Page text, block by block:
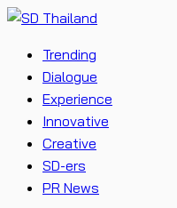
Trending
Dialogue
Experience
Innovative
Creative
SD-ers
PR News